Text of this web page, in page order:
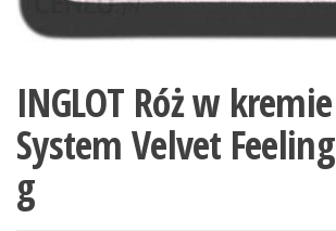
INGLOT Róż w
System Velvet
g